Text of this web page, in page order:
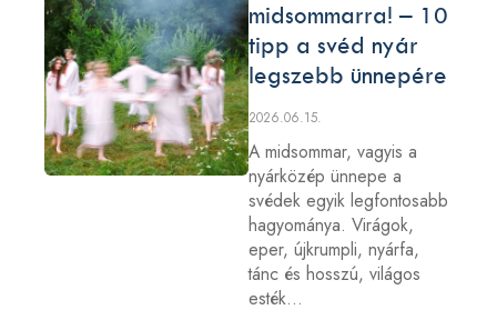
midsommarra! – 10
tipp a svéd nyár
legszebb ünnepére
2026.06.15.
A midsommar, vagyis a
nyárközép ünnepe a
svédek egyik legfontosabb
hagyománya. Virágok,
eper, újkrumpli, nyárfa,
tánc és hosszú, világos
esték…